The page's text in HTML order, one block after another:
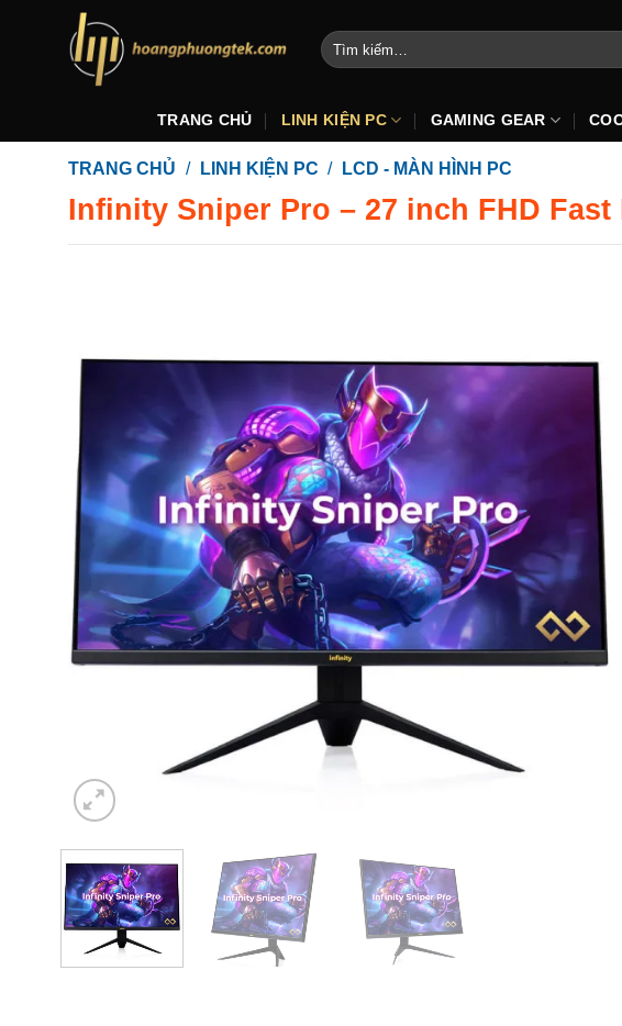
Tìm
kiếm:
TRANG CHỦ LINH KIỆN PC GAMING GEAR
TRANG CHỦ / LINH KIỆN PC / LCD - MÀN HÌNH PC
Infinity Sniper Pro – 27 inch FHD Fast